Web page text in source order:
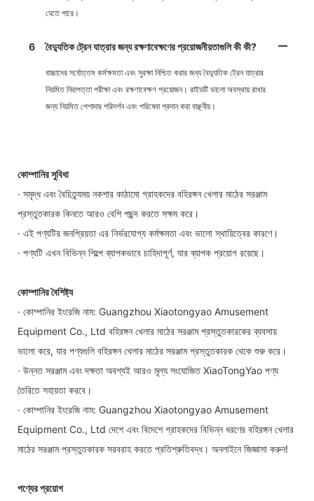
যেতে পারে।
6 বৈদ্যুতিক ট্রেন যাত্রার জন্য রক্ষণাবেক্ষণের প্রয়োজনীয়তাগুলি কী কী?
বাচ্চাদের সর্বোত্তম কর্মক্ষমতা এবং সুরক্ষা নিশ্চিত করার জন্য বৈদ্যুতিক ট্রেন যাত্রার
নিয়মিত নিরাপত্তা পরীক্ষা এবং রক্ষণাবেক্ষণ প্রয়োজন। রাইডটি ভালো অবস্থায় রাখার
জন্য নিয়মিত পেশাদার পরিদর্শন এবং পরিষেবা প্রদান করা বাঞ্ছনীয়।
কোম্পানির সুবিধা
· সমৃদ্ধ এবং বৈচিত্র্যময় নকশার কাঠামো গ্রাহকদের বহিরঙ্গন খেলার মাঠের সরঞ্জাম
প্রস্তুতকারক কিনতে আরও বেশি পছন্দ করতে সক্ষম করে।
· এই পণ্যটির জনপ্রিয়তা এর নির্ভরযোগ্য কর্মক্ষমতা এবং ভালো স্থায়িত্বের কারণে।
· পণ্যটি এখন বিভিন্ন শিল্পে ব্যাপকভাবে চাহিদাপূর্ণ, যার ব্যাপক প্রয়োগ রয়েছে।
কোম্পানির বৈশিষ্ট্য
· কোম্পানির ইংরেজি নাম: Guangzhou Xiaotongyao Amusement
Equipment Co., Ltd বহিরঙ্গন খেলার মাঠের সরঞ্জাম প্রস্তুতকারকের ব্যবসায়
ভালো করে, যার পণ্যগুলি বহিরঙ্গন খেলার মাঠের সরঞ্জাম প্রস্তুতকারক থেকে শুরু করে।
· উন্নত সরঞ্জাম এবং দক্ষতা অবশ্যই আরও মূল্য সংযোজিত XiaoTongYao পণ্য
তৈরিতে সহায়তা করবে।
· কোম্পানির ইংরেজি নাম: Guangzhou Xiaotongyao Amusement
Equipment Co., Ltd দেশে এবং বিদেশে গ্রাহকদের বিভিন্ন ধরণের বহিরঙ্গন খেলার
মাঠের সরঞ্জাম প্রস্তুতকারক সরবরাহ করতে প্রতিশ্রুতিবদ্ধ। অনলাইনে জিজ্ঞাসা করুন!
পণ্যের প্রয়োগ